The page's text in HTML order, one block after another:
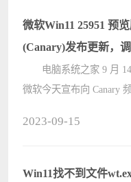
微软Win11 25951 预
(Canary)发布更新，
弹出的UI！
电脑系统之家 9 月 14
微软今天宣布向 Canary
流行的游戏可能无法正常
2023-09-15
Win11找不到文件